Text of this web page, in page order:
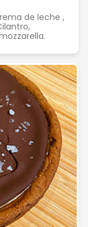
de leche ,